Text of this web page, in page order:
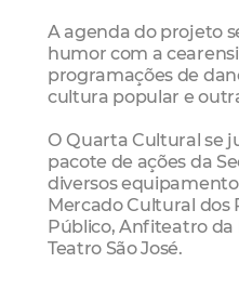
A agenda do projeto
humor com a
programações de
cultura popular e
O Quarta Cultural se
pacote de ações da
diversos
Mercado Cultural dos
Público, Anfiteatro da
Teatro São José.